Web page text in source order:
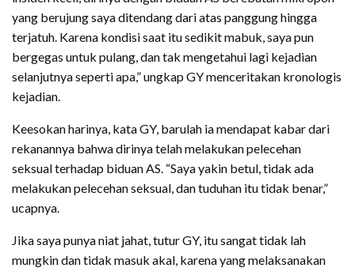
yang berujung saya ditendang dari atas panggung hingga
terjatuh. Karena kondisi saat itu sedikit mabuk, saya pun
bergegas untuk pulang, dan tak mengetahui lagi kejadian
selanjutnya seperti apa,” ungkap GY menceritakan kronologis
kejadian.
Keesokan harinya, kata GY, barulah ia mendapat kabar dari
rekanannya bahwa dirinya telah melakukan pelecehan
seksual terhadap biduan AS. “Saya yakin betul, tidak ada
melakukan pelecehan seksual, dan tuduhan itu tidak benar,”
ucapnya.
Jika saya punya niat jahat, tutur GY, itu sangat tidak lah
mungkin dan tidak masuk akal, karena yang melaksanakan